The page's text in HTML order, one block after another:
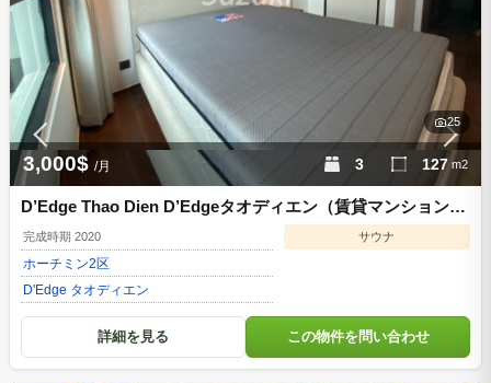
25
D’Edge Thao Dien D’Edgeタオディエン（賃貸マンション）
| 3bed 3000USD ホーチミン2区 d3322603
完成時期 2020
ホーチミン2区
D'Edge タオディエン
サウナ
3 127 m2
3,000$ /月
詳細を見る この物件を問い合わせ